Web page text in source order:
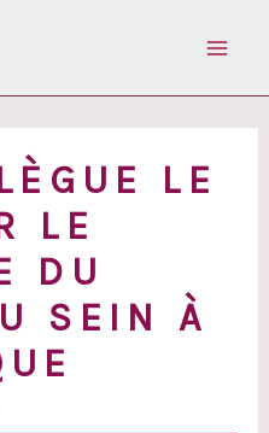
LE
LE
DU
SEIN À